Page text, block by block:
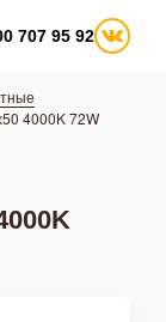
707 95 92
4000K 72W